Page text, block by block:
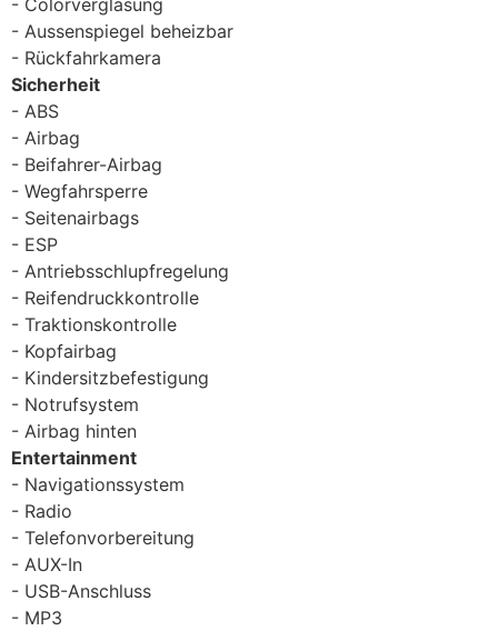
Aussenspiegel beheizbar
Rückfahrkamera
Sicherheit
ABS
Airbag
Beifahrer-Airbag
Wegfahrsperre
Seitenairbags
ESP
Antriebsschlupfregelung
Reifendruckkontrolle
Traktionskontrolle
Kopfairbag
Kindersitzbefestigung
Notrufsystem
Airbag hinten
Entertainment
Navigationssystem
Radio
Telefonvorbereitung
AUX-In
USB-Anschluss
MP3